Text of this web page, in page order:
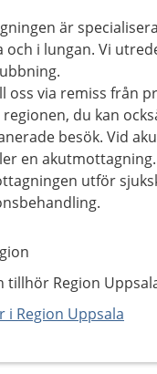
är
och i lungan. Vi
oss via remiss från
du kan
besök. Vid
en akutmottagning.
utför
tillhör Region
i Region Uppsala